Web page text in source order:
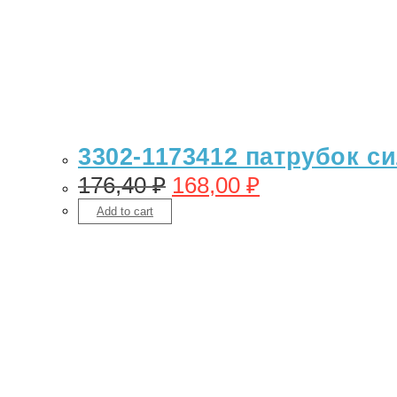
3302-1173412 патрубок
176,40₽ 168,00 ₽
Add to cart